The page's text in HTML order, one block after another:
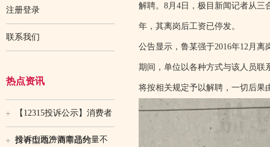
注册登录
联系我们
热点资讯
【12315投诉公示】消费者
投诉山西汾酒商品分量不
持有型地产商零违约
解聘。8月4日，极目新闻记者从
年，其离岗后工资已停发。
公告显示，鲁某强于2016年12月
期间，单位以各种方式与该人员联
将按相关规定予以解聘，一切后果